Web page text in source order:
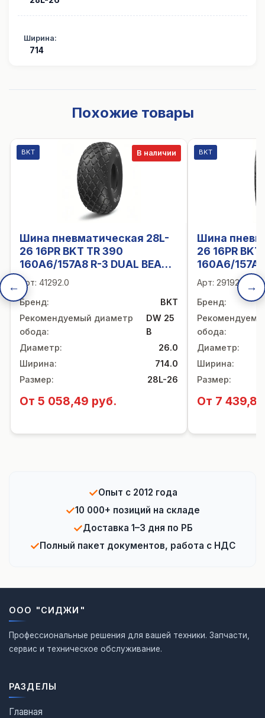
Ширина:
714
Похожие товары
←
В наличии
BKT
Шина пневматическая 28L-
26 16PR BKT TR 390
160A6/157A8 R-3 DUAL BEAD
TLАрт: 41292.0
Бренд:
BKT
Рекомендуемый диаметр
обода:
DW 25
B
Диаметр:
26.0
Ширина:
714.0
Размер: 28L-26
От 5 058,49 руб.
BKT
Шина
26 16PR
160A6/
26)
Арт: 291925.0
Бренд:
обода:
Диаметр:
Ширина:
Размер:
От 7
→
✓Опыт с 2012 года
✓10 000+ позиций на складе
✓Доставка 1–3 дня по РБ
✓Полный пакет документов, работа с НДС
ООО "СИДЖИ"
Профессиональные решения для вашей техники. Запчасти,
сервис и техническое обслуживание.
РАЗДЕЛЫ
Главная